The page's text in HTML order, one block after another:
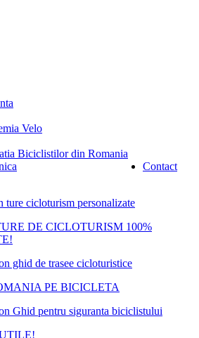
Velo
Biciclistilor din Romania
Contact
DE CICLOTURISM 100%
PE BICICLETA